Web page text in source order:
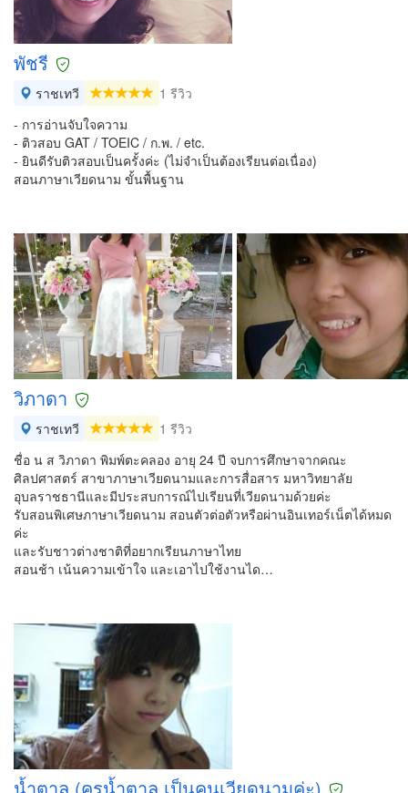
พัชรี
ราชเทวี
1 รีวิว
- การอ่านจับใจความ
- ติวสอบ GAT / TOEIC / ก.พ. / etc.
- ยินดีรับติวสอบเป็นครั้งค่ะ (ไม่จำเป็นต้องเรียนต่อเนื่อง)
สอนภาษาเวียดนาม ขั้นพื้นฐาน
วิภาดา
ราชเทวี
1 รีวิว
ชื่อ น ส วิภาดา พิมพ์ตะคลอง อายุ 24 ปี จบการศึกษาจากคณะ
ศิลปศาสตร์ สาขาภาษาเวียดนามและการสื่อสาร มหาวิทยาลัย
อุบลราชธานีและมีประสบการณ์ไปเรียนที่เวียดนามด้วยค่ะ
รับสอนพิเศษภาษาเวียดนาม สอนตัวต่อตัวหรือผ่านอินเทอร์เน็ตได้หมด
ค่ะ
และรับชาวต่างชาติที่อยากเรียนภาษาไทย
สอนช้า เน้นความเข้าใจ และเอาไปใช้งานได…